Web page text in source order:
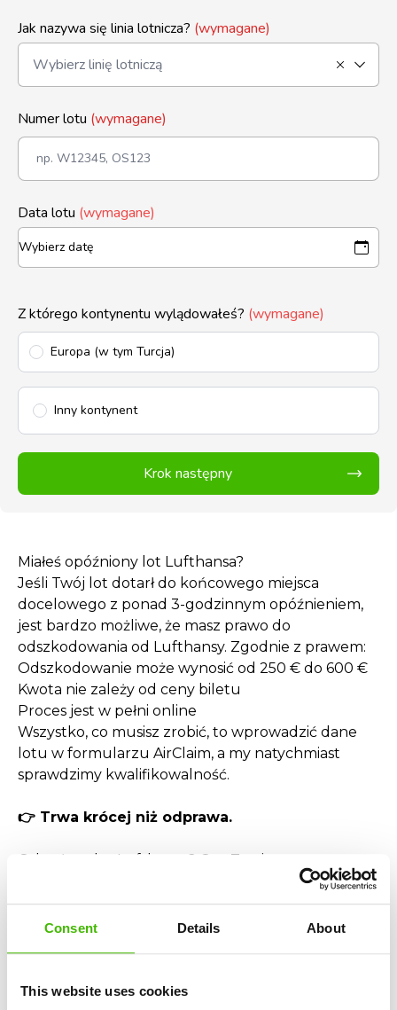
Consent Details About
This website uses cookies
Jak nazywa się linia lotnicza? (wymagane)
Numer lotu (wymagane)
Data lotu (wymagane)
Z którego kontynentu wylądowałeś? (wymagane)
Europa (w tym Turcja)
Inny kontynent
Krok następny
Miałeś opóźniony lot Lufthansa?
Jeśli Twój lot dotarł do końcowego miejsca
docelowego z ponad 3-godzinnym opóźnieniem,
jest bardzo możliwe, że masz prawo do
odszkodowania od Lufthansy. Zgodnie z prawem:
Odszkodowanie może wynosić od 250 € do 600 €
Kwota nie zależy od ceny biletu
Proces jest w pełni online
Wszystko, co musisz zrobić, to wprowadzić dane
lotu w formularzu AirClaim, a my natychmiast
sprawdzimy kwalifikowalność.
👉 Trwa krócej niż odprawa.
Odwołany lot Lufthansa? Oto Twoje prawa
Jeśli doszło do odwołania lotu Lufthansa mniej niż
14 dni przed odlotem, masz prawo do:
Odszkodowania Lufthansa do 600 €
Nawet jeśli zaproponowano Ci alternatywny lot,